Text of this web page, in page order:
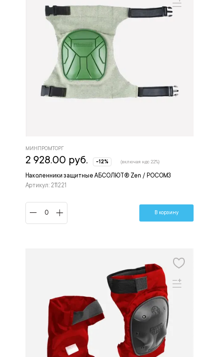
Наколенники защитные АБСОЛЮТ® Zen / РОСОМЗ
Артикул: 211221
МИНПРОМТОРГ
2 928.00 руб. -12% (включая ндс 22%)
В корзину